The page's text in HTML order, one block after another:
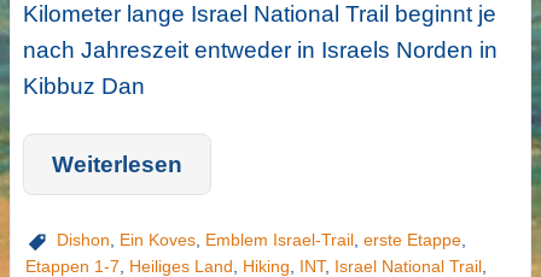
Kilometer lange Israel National Trail beginnt je
nach Jahreszeit entweder in Israels Norden in
Kibbuz Dan
Weiterlesen
Dishon Ein Koves, Emblem Israel-Trail, erste Etappe,
Etappen 1-7
Heiliges Land Hiking INT, Israel National Trail,